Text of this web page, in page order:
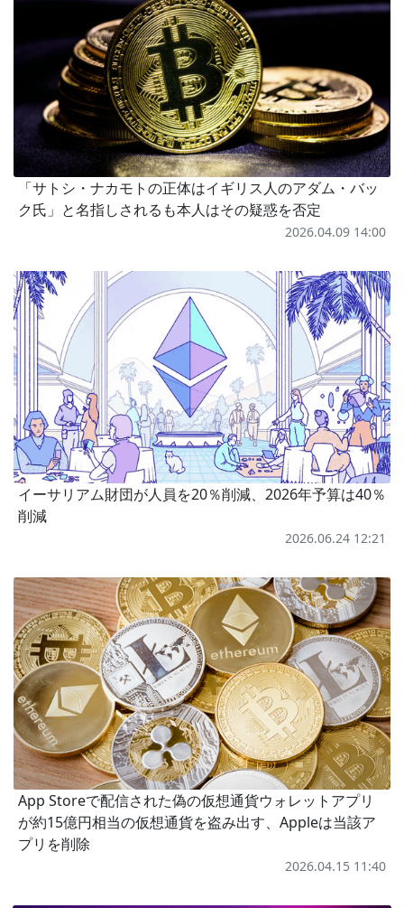
「サトシ・ナカモトの正体はイギリス人のアダム・バッ
ク氏」と名指しされるも本人はその疑惑を否定
2026.04.09 14:00
イーサリアム財団が人員を20％削減、2026年予算は40％
削減
2026.06.24 12:21
App Storeで配信された偽の仮想通貨ウォレットアプリ
が約15億円相当の仮想通貨を盗み出す、Appleは当該ア
プリを削除
2026.04.15 11:40